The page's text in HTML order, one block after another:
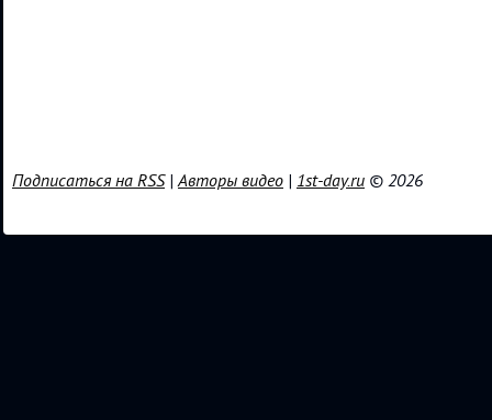
Подписаться на RSS|Авторы видео | 1st-day.ru © 2026